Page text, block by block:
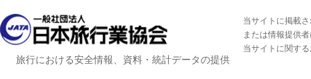
旅行における安全情報、資料・統計データの提供
当サイトに掲載
または情報提供
当サイトに関す